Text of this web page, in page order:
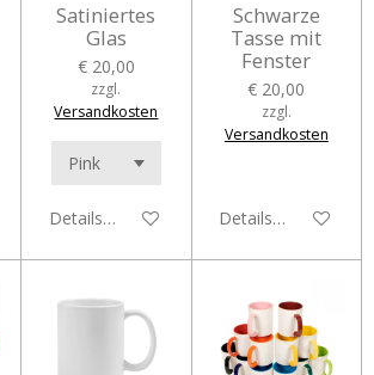
Satiniertes
Glas
€ 20,00
zzgl.
Versandkosten
Details anzeigen
Schwarze
Tasse mit
Fenster
€ 20,00
zzgl.
Versandkosten
Details anzeigen